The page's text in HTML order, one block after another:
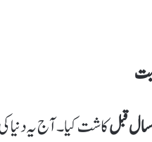
قبلکاشت کیا۔ آج یہ دنیا